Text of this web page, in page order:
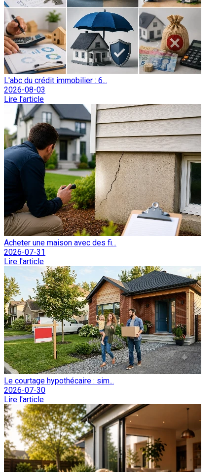
L'abc du crédit immobilier : 6...
2026-08-03
Lire l'article
Acheter une maison avec des fi...
2026-07-31
Lire l'article
Le courtage hypothécaire : sim...
2026-07-30
Lire l'article